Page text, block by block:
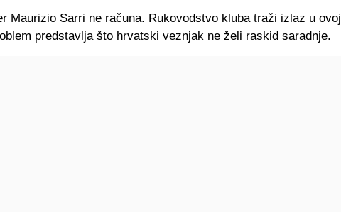
Maurizio Sarri ne računa. Rukovodstvo kluba traži izlaz u ovoj
predstavlja što hrvatski veznjak ne želi raskid saradnje.